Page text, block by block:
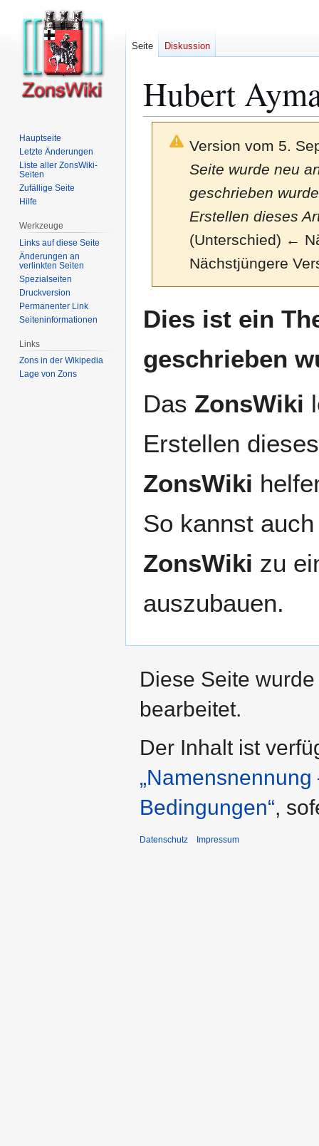
Hubert
Version vom 5.
Seite wurde neu
geschrieben
Erstellen dieses
(Unterschied) ←
Nächstjüngere
Navigation
Suche
Dies ist ein
geschrieben
Das ZonsWiki
Erstellen
ZonsWiki
So kannst
ZonsWiki zu
auszubauen.
Seite Diskussion
Hauptseite
Letzte Änderungen
Liste aller ZonsWiki-
Seiten
Zufällige Seite
Hilfe
Werkzeuge
Links auf diese Seite
Änderungen an
verlinkten Seiten
Spezialseiten
Druckversion
Permanenter Link
Seiten­­informationen
Links
Zons in der Wikipedia
Lage von Zons
Diese Seite
bearbeitet.
Der Inhalt ist
Bedingungen“,
Datenschutz Impressum